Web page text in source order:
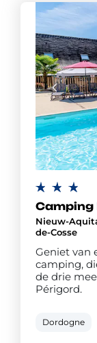
Camping
Nieuw-
de-Cosse
Geniet van
camping,
de drie
Périgord.
Dordogne